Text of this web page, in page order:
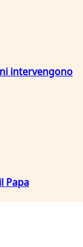
intervengono
Papa